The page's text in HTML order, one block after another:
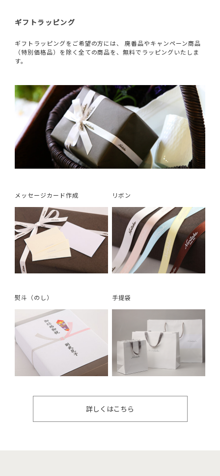
ギフトラッピング
ギフトラッピングをご希望の方には、 廃番品やキャンペーン商品
（特別価格品）を除く全ての商品を、無料でラッピングいたしま
す。
メッセージカード作成 リボン
熨斗（のし） 手提袋
詳しくはこちら